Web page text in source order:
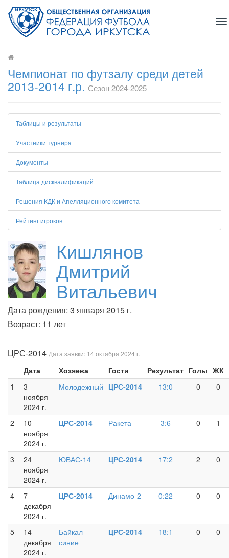
Чемпионат по футзалу среди детей
2013-2014 г.р. Сезон 2024-2025
Таблицы и результаты
Участники турнира
Документы
Таблица дисквалификаций
Решения КДК и Апелляционного комитета
Рейтинг игроков
Кишлянов
Дмитрий
Витальевич
Дата рождения: 3 января 2015 г.
Возраст: 11 лет
ЦРС-2014 Дата заявки: 14 октября 2024 г.
Дата Хозяева Гости Результат Голы ЖК
1
3
ноября
2024 г.
Молодежный ЦРС-2014 13:0 0 0
2
10
ноября
2024 г.
ЦРС-2014 Ракета 3:6 0 1
3
24
ноября
2024 г.
ЮВАС-14 ЦРС-2014 17:2 2 0
4
7
декабря
2024 г.
ЦРС-2014 Динамо-2 0:22 0 0
5
14
декабря
2024 г.
Байкал-
синие
ЦРС-2014 18:1 0 0